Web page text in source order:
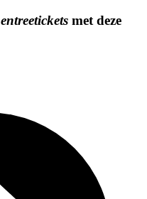
met deze